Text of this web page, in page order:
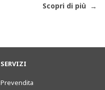
Scopri di più
SERVIZI
Prevendita